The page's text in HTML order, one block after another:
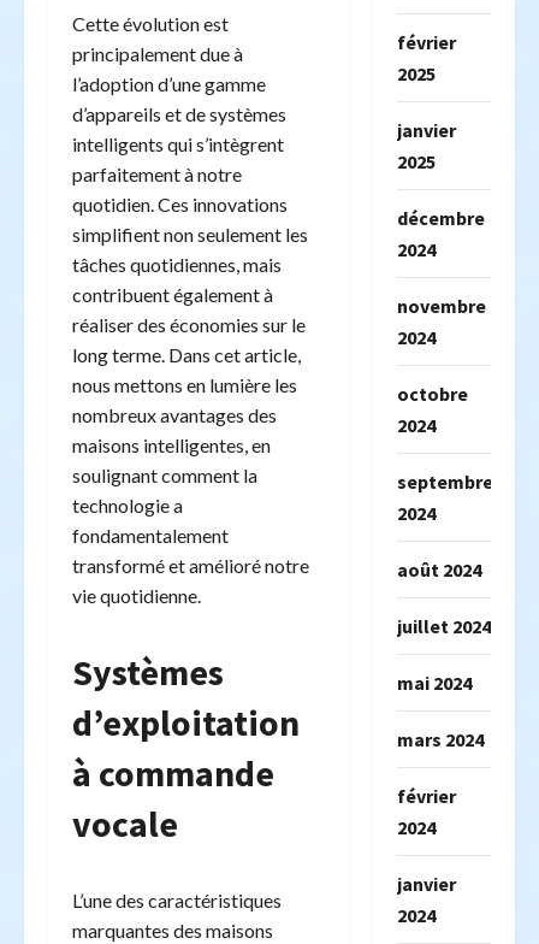
Cette évolution est
principalement due à
l’adoption d’une gamme
d’appareils et de systèmes
intelligents qui s’intègrent
parfaitement à notre
quotidien. Ces innovations
simplifient non seulement les
tâches quotidiennes, mais
contribuent également à
réaliser des économies sur le
long terme. Dans cet article,
nous mettons en lumière les
nombreux avantages des
maisons intelligentes, en
soulignant comment la
technologie a
fondamentalement
transformé et amélioré notre
vie quotidienne.
Systèmes
d’exploitation
à commande
vocale
L’une des caractéristiques
marquantes des maisons
février
2025
janvier
2025
décembre
2024
novembre
2024
octobre
2024
septembre
2024
août 2024
juillet 2024
mai 2024
mars 2024
février
2024
janvier
2024